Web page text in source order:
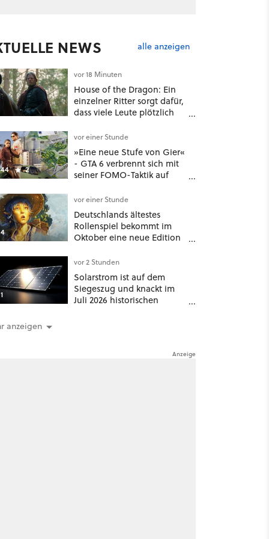
NEWS alle anzeigen
vor 18 Minuten
House of the Dragon: Ein
einzelner Ritter sorgt dafür,
dass viele Leute plötzlich
umstrittensten Häuser von
Game of Thrones denken
2
vor einer Stunde
»Eine neue Stufe von Gier«
- GTA 6 verbrennt sich mit
seiner FOMO-Taktik auf
vor einer Stunde
Deutschlands ältestes
Rollenspiel bekommt im
Oktober eine neue Edition
vor 2 Stunden
Solarstrom ist auf dem
Siegeszug und knackt im
Juli 2026 historischen
anzeigen